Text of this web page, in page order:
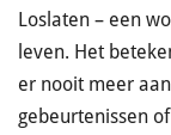
Loslaten – een
leven. Het
er nooit meer
gebeurtenissen